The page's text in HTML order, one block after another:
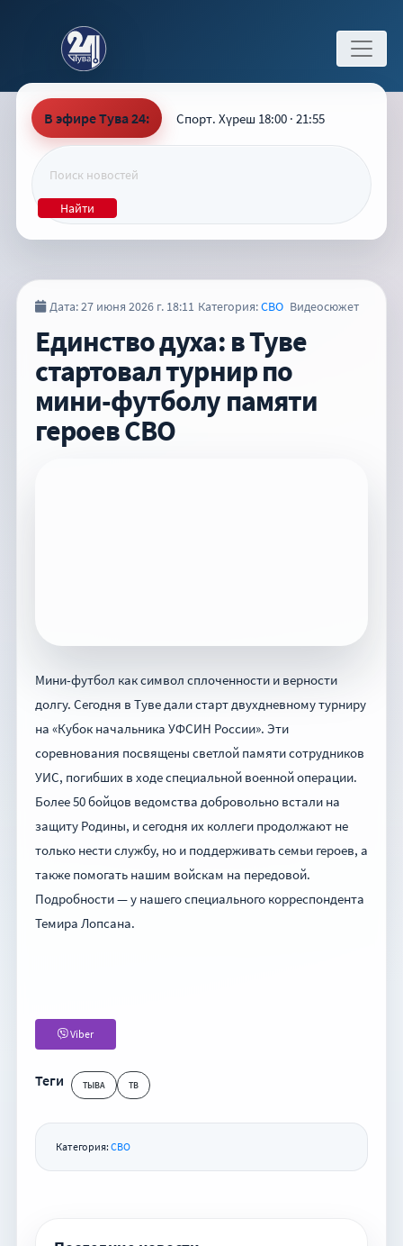
В эфире Тува 24: Спорт. Хүреш 18:00 · 21:55
Найти
Дата: 27 июня 2026 г. 18:11 Категория:СВО Видеосюжет
Единство духа: в Туве
стартовал турнир по
мини-футболу памяти
героев СВО
Мини-футбол как символ сплоченности и верности
долгу. Сегодня в Туве дали старт двухдневному турниру
на «Кубок начальника УФСИН России». Эти
соревнования посвящены светлой памяти сотрудников
УИС, погибших в ходе специальной военной операции.
Более 50 бойцов ведомства добровольно встали на
защиту Родины, и сегодня их коллеги продолжают не
только нести службу, но и поддерживать семьи героев, а
также помогать нашим войскам на передовой.
Подробности — у нашего специального корреспондента
Темира Лопсана.
Viber
Теги ТЫВА ТВ
Категория: СВО